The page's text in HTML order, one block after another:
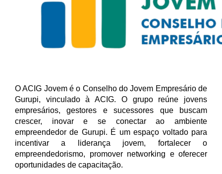
O ACIG Jovem é o Conselho do Jovem Empresário de
Gurupi, vinculado à ACIG. O grupo reúne jovens
empresários, gestores e sucessores que buscam
crescer, inovar e se conectar ao ambiente
empreendedor de Gurupi. É um espaço voltado para
incentivar a liderança jovem, fortalecer o
empreendedorismo, promover networking e oferecer
oportunidades de capacitação.